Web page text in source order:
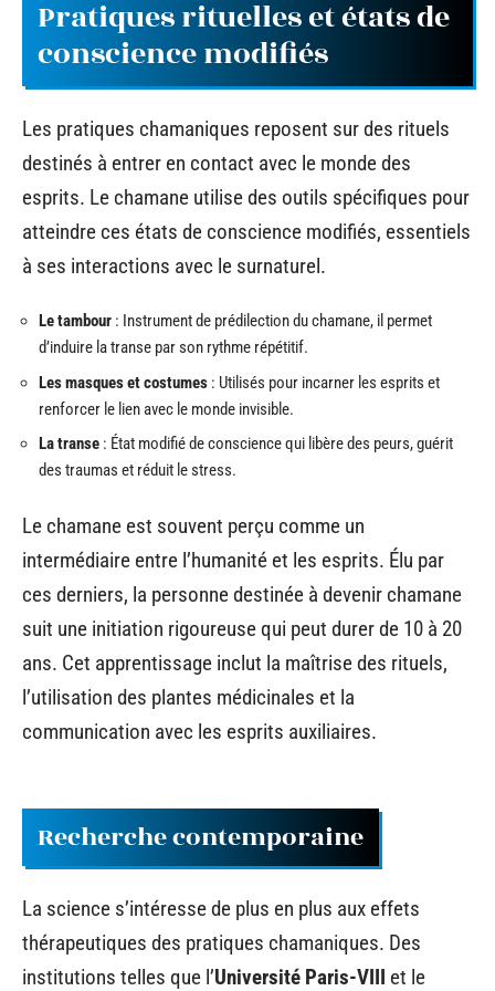
Pratiques rituelles et états de
conscience modifiés
Les pratiques chamaniques reposent sur des rituels
destinés à entrer en contact avec le monde des
esprits. Le chamane utilise des outils spécifiques pour
atteindre ces états de conscience modifiés, essentiels
à ses interactions avec le surnaturel.
Le tambour : Instrument de prédilection du chamane, il permet
d’induire la transe par son rythme répétitif.
Les masques et costumes : Utilisés pour incarner les esprits et
renforcer le lien avec le monde invisible.
La transe : État modifié de conscience qui libère des peurs, guérit
des traumas et réduit le stress.
Le chamane est souvent perçu comme un
intermédiaire entre l’humanité et les esprits. Élu par
ces derniers, la personne destinée à devenir chamane
suit une initiation rigoureuse qui peut durer de 10 à 20
ans. Cet apprentissage inclut la maîtrise des rituels,
l’utilisation des plantes médicinales et la
communication avec les esprits auxiliaires.
Recherche contemporaine
La science s’intéresse de plus en plus aux effets
thérapeutiques des pratiques chamaniques. Des
institutions telles que l’Université Paris-VIII et le